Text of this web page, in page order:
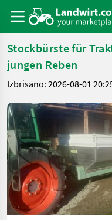
Stockbürste für
jungen Reben
Izbrisano: 2026-08-01